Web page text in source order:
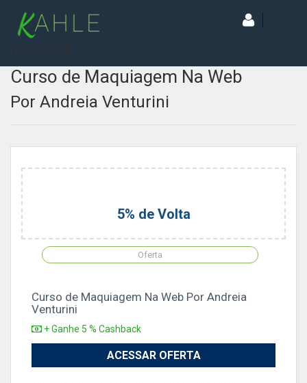
Curso de Maquiagem Na Web
Por Andreia Venturini
5% de Volta
Oferta
Curso de Maquiagem Na Web Por Andreia
Venturini
+ Ganhe 5 % Cashback
ACESSAR OFERTA